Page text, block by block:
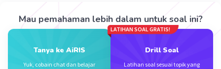
Mau pemahaman lebih dalam untuk soal ini?
Tanya ke AiRIS
Yuk, cobain chat dan belajar
LATIHAN SOAL GRATIS!
Drill Soal
Latihan soal sesuai topik yang